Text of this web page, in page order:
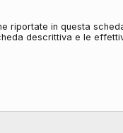
riportate in questa
descrittiva e le